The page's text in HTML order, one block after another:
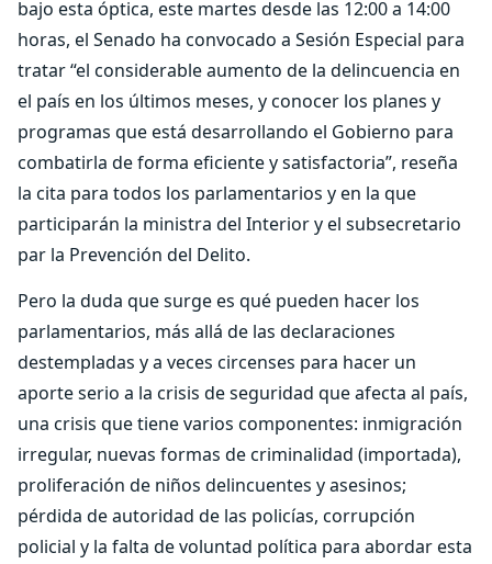
bajo esta óptica, este martes desde las 12:00 a 14:00
horas, el Senado ha convocado a Sesión Especial para
tratar “el considerable aumento de la delincuencia en
el país en los últimos meses, y conocer los planes y
programas que está desarrollando el Gobierno para
combatirla de forma eficiente y satisfactoria”, reseña
la cita para todos los parlamentarios y en la que
participarán la ministra del Interior y el subsecretario
par la Prevención del Delito.
Pero la duda que surge es qué pueden hacer los
parlamentarios, más allá de las declaraciones
destempladas y a veces circenses para hacer un
aporte serio a la crisis de seguridad que afecta al país,
una crisis que tiene varios componentes: inmigración
irregular, nuevas formas de criminalidad (importada),
proliferación de niños delincuentes y asesinos;
pérdida de autoridad de las policías, corrupción
policial y la falta de voluntad política para abordar esta